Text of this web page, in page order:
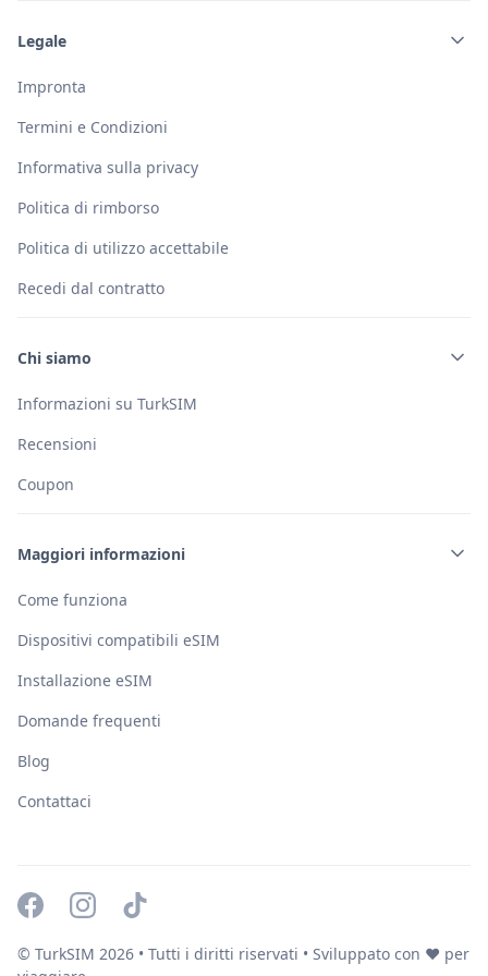
Legale
Impronta
Termini e Condizioni
Informativa sulla privacy
Politica di rimborso
Politica di utilizzo accettabile
Recedi dal contratto
Chi siamo
Informazioni su TurkSIM
Recensioni
Coupon
Maggiori informazioni
Come funziona
Dispositivi compatibili eSIM
Installazione eSIM
Domande frequenti
Blog
Contattaci
© TurkSIM 2026 • Tutti i diritti riservati • Sviluppato con ❤️ per